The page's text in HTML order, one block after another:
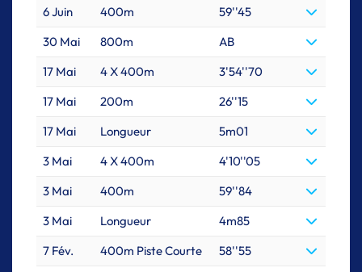
6 Juin
400m
59''45
30 Mai
800m
AB
17 Mai
4 X 400m
3'54''70
17 Mai
200m
26''15
17 Mai
Longueur
5m01
3 Mai
4 X 400m
4'10''05
3 Mai
400m
59''84
3 Mai
Longueur
4m85
7 Fév.
400m Piste Courte
58''55